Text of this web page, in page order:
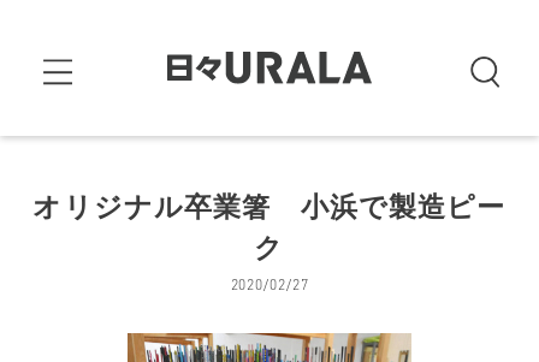
オリジナル卒業箸 小浜で製造ピー
ク
2020/02/27